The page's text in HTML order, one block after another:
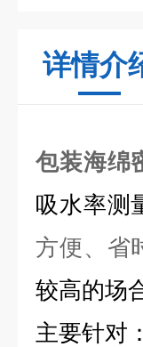
详情介
包装海绵
吸水率测
方便、省
较高的场
主要针对：